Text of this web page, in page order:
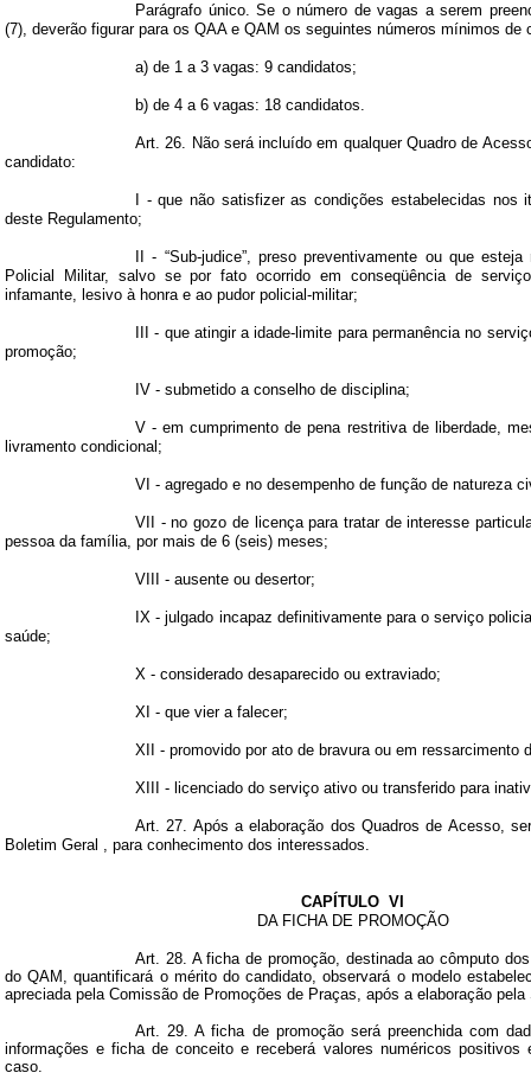
Parágrafo único. Se o número de vagas a serem
(7), deverão figurar para os QAA e QAM os seguintes números mínimos de
a) de 1 a3 vagas: 9 candidatos;
b) de 4 a6 vagas: 18 candidatos.
Art. 26. Não será incluídoem qualquer Quadro de
candidato:
I - que não satisfizer as condições estabelecidas
deste Regulamento;
II - “Sub-judice”, preso preventivamente ou que
Policial Militar, salvo se por fato ocorrido em conseqüência de
infamante, lesivo à honra e ao pudor policial-militar;
III - que atingir a idade-limite para permanência no
promoção;
IV - submetido a conselho de disciplina;
V - em cumprimento de pena restritiva de liberdade,
livramento condicional;
VI - agregado e no desempenho de função de natureza
VII - no gozo de licença para tratar de interesse
pessoa da família, por mais de 6 (seis) meses;
VIII - ausente ou desertor;
IX - julgado incapaz definitivamente para o serviço
saúde;
X - considerado desaparecido ou extraviado;
XI - que vier a falecer;
XII - promovido por ato de bravura ou em ressarcimento
XIII - licenciado do serviço ativo ou transferido para
Art. 27. Após a elaboração dos Quadros de Acesso,
Boletim Geral , para conhecimento dos interessados.
CAPÍTULO VI
DA FICHA DE PROMOÇÃO
Art. 28. A ficha de promoção, destinada ao cômputo
do QAM, quantificará o mérito do candidato, observará o modelo
apreciada pela Comissão de Promoções de Praças, após a elaboração pela
Art. 29. A ficha de promoção será preenchida com
informações e ficha de conceito e receberá valores numéricos positivos
caso.